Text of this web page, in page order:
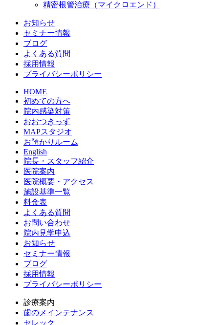
精密根管治療（マイクロエンド）
お知らせ
セミナー情報
ブログ
よくある質問
採用情報
プライバシーポリシー
HOME
初めての方へ
院内感染対策
おおつきっず
MAPスタジオ
お預かりルーム
English
院長・スタッフ紹介
医院案内
医院概要・アクセス
施設基準一覧
料金表
よくある質問
お問い合わせ
院内見学申込
お知らせ
セミナー情報
ブログ
採用情報
プライバシーポリシー
診療案内
歯のメインテナンス
セレック